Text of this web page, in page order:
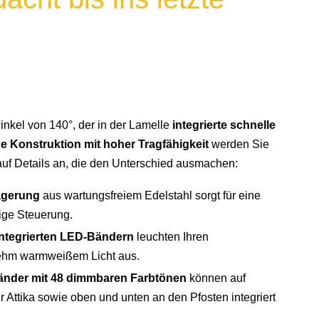
von 140°, der in der Lamelle integrierte schnelle
Konstruktion mit hoher Tragfähigkeit werden Sie
Details an, die den Unterschied ausmachen:
aus wartungsfreiem Edelstahl sorgt für eine
Steuerung.
LED-Bändern leuchten Ihren
warmweißem Licht aus.
mit 48 dimmbaren Farbtönen können auf
Attika sowie oben und unten an den Pfosten integriert